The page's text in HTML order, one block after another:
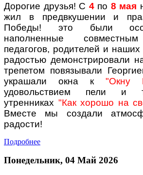
Дорогие друзья! С 4по 8 мая
жил в предвкушении и
Победы! это были
наполненные
педагогов, родителей и
радостью демонстрировали
трепетом повязывали
украшали окна к "Окну
удовольствием пели и
утренниках "Как хорошо на
Вместе мы создали
радости!
Подробнее
Понедельник, 04 Май 2026